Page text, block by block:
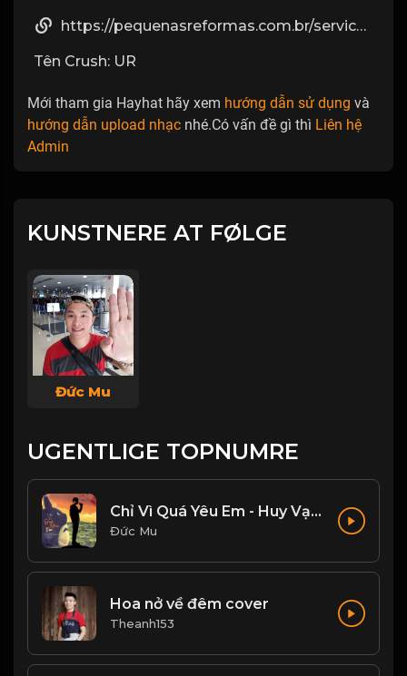
https://pequenasreformas.com.br/servico/azulejista-profissional/
Tên Crush: UR
Mới tham gia Hayhat hãy xem hướng dẫn sử dụng và
hướng dẫn upload nhạc nhé.Có vấn đề gì thì Liên hệ
Admin
KUNSTNERE AT FØLGE
Đức Mu
UGENTLIGE TOPNUMRE
Chỉ Vì Quá Yêu Em - Huy Vạc, Tiến Nguyễn Cover
Đức Mu
Hoa nở về đêm cover
Theanh153